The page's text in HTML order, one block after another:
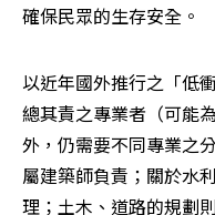
確保民眾的生存安全。
以近年國外推行之「低
總其責之專業者（可能
外，仍需要不同專業之
屬建築師負責；關於水
理；土木、道路的規劃